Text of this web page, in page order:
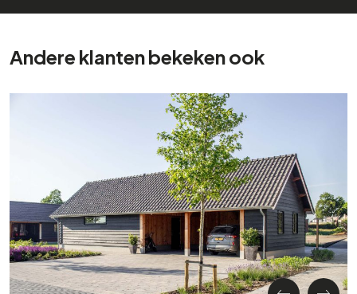
Andere klanten bekeken ook